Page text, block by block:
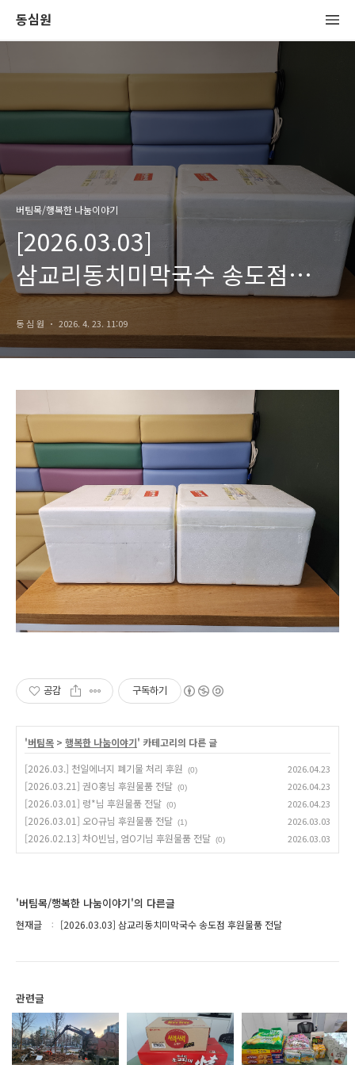
동심원
버팀목/행복한 나눔이야기
[2026.03.03]
삼교리동치미막국수 송도점
후원물품 전달
동 심 원 2026. 4. 23. 11:09
공감 구독하기
'버팀목 > 행복한 나눔이야기' 카테고리의 다른 글
[2026.03.] 천일에너지 폐기물 처리 후원
(0) 2026.04.23
[2026.03.21] 권O홍님 후원물품 전달 (0) 2026.04.23
[2026.03.01] 렁*님 후원물품 전달 (0) 2026.04.23
[2026.03.01] 오O규님 후원물품 전달 (1) 2026.03.03
[2026.02.13] 차O빈님, 엄O기님 후원물품 전달 (0) 2026.03.03
'버팀목/행복한 나눔이야기'의 다른글
현재글 [2026.03.03] 삼교리동치미막국수 송도점 후원물품 전달
관련글